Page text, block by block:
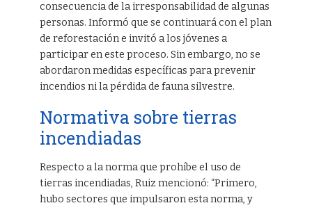
consecuencia de la irresponsabilidad de algunas
personas. Informó que se continuará con el plan
de reforestación e invitó a los jóvenes a
participar en este proceso. Sin embargo, no se
abordaron medidas específicas para prevenir
incendios ni la pérdida de fauna silvestre.
Normativa sobre tierras
incendiadas
Respecto a la norma que prohíbe el uso de
tierras incendiadas, Ruiz mencionó: “Primero,
hubo sectores que impulsaron esta norma, y